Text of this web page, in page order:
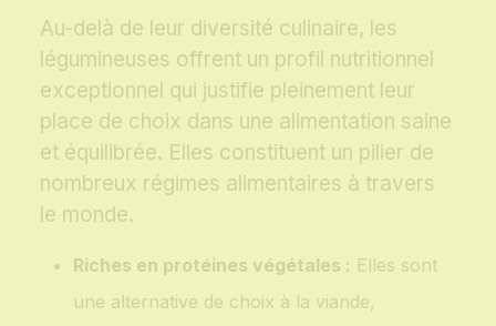
Au-delà de leur diversité culinaire, les
légumineuses offrent un profil nutritionnel
exceptionnel qui justifie pleinement leur
place de choix dans une alimentation saine
et équilibrée. Elles constituent un pilier de
nombreux régimes alimentaires à travers
le monde.
Riches en protéines végétales : Elles sont
une alternative de choix à la viande,